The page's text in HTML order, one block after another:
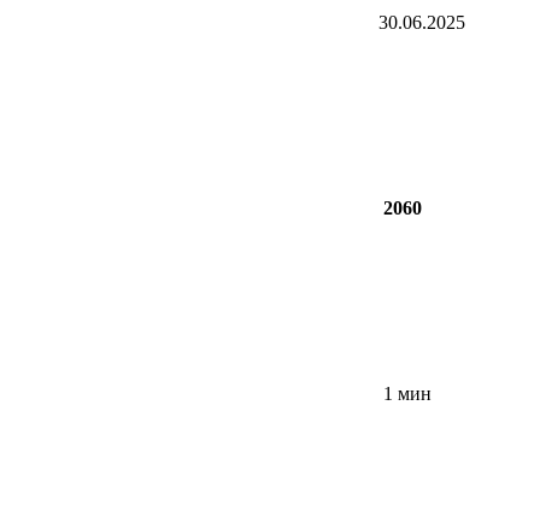
30.06.2025
2060
1 мин